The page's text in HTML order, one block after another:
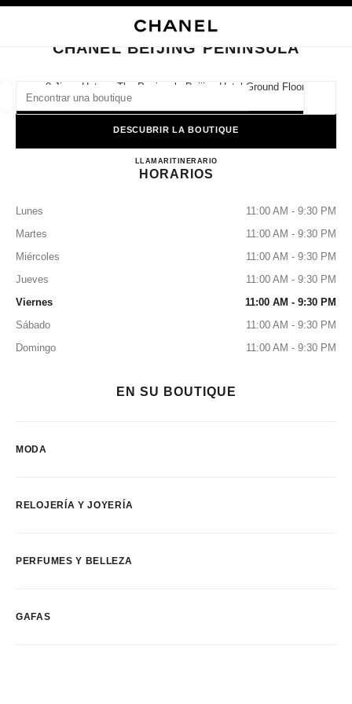
las sugerencias se muestran debajo de esta barra de búsqueda
0 Sugerencias disponibles
CERRAR TARJETA DE BOUTIQUE CHANEL BEIJING PENINSULA
CHANEL BEIJING PENINSULA
8 Jinyu Hutong The Peninsula Beijing Hotel Ground Floor,
100006 Beijing, Beijing Shi
DESCUBRIR LA BOUTIQUE
LLAMAR4009555888ITINERARIOCHANEL BEIJING
HORARIOS
Lunes
11:00 AM - 9:30 PM
Martes
11:00 AM - 9:30 PM
Miércoles
11:00 AM - 9:30 PM
Jueves
11:00 AM - 9:30 PM
Viernes
11:00 AM - 9:30 PM
Sábado
11:00 AM - 9:30 PM
Domingo
11:00 AM - 9:30 PM
EN SU BOUTIQUE
MODA
RELOJERÍA Y JOYERÍA
PERFUMES Y BELLEZA
GAFAS
resultado de los filtros por: RELOJERÍA Y JOYERÍA